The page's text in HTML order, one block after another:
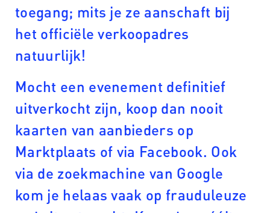
toegang; mits je ze aanschaft bij
het officiële verkoopadres
natuurlijk!
Mocht een evenement definitief
uitverkocht zijn, koop dan nooit
kaarten van aanbieders op
Marktplaats of via Facebook. Ook
via de zoekmachine van Google
kom je helaas vaak op frauduleuze